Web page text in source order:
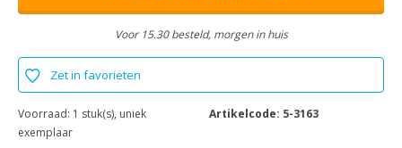
Voor 15.30 besteld, morgen in huis
Zet in favorieten
Voorraad: 1 stuk(s), uniek
exemplaar
Artikelcode: 5-3163